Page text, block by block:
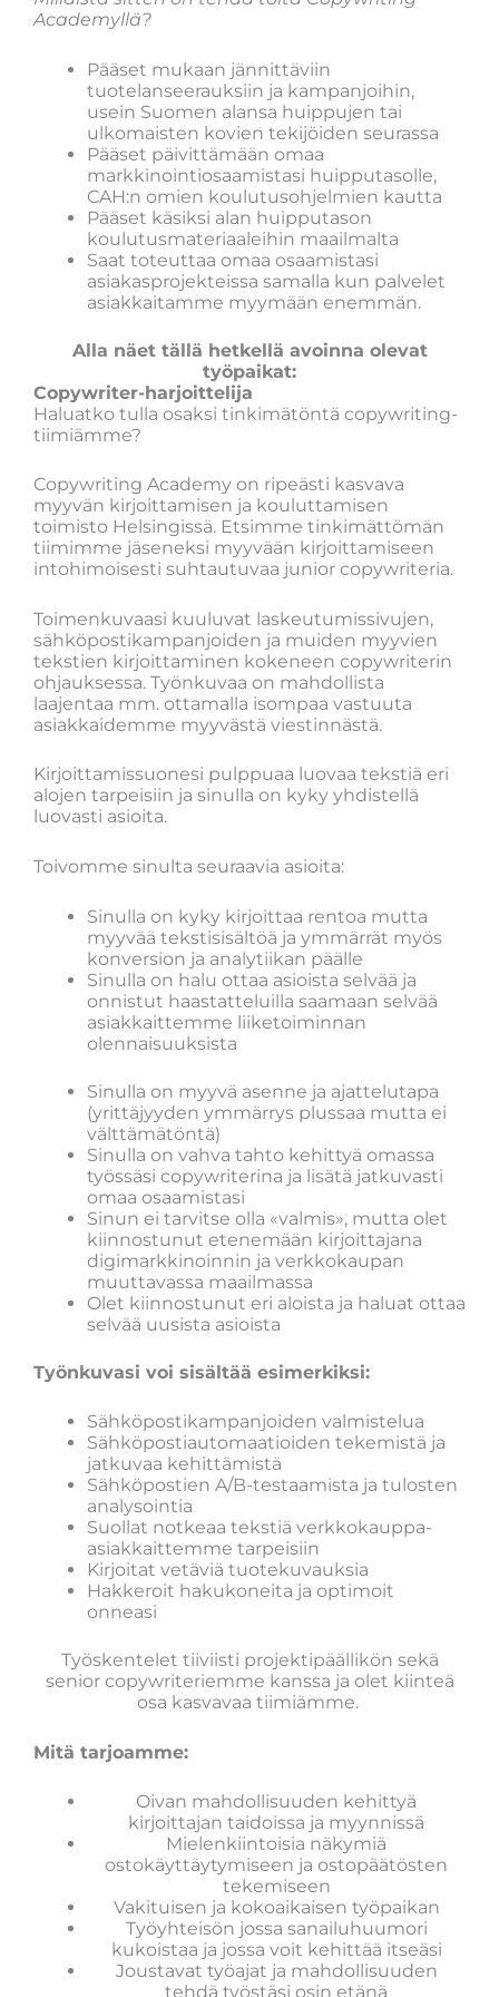
Academyllä?
Pääset mukaan jännittäviin
tuotelanseerauksiin ja kampanjoihin,
usein Suomen alansa huippujen tai
ulkomaisten kovien tekijöiden seurassa
Pääset päivittämään omaa
markkinointiosaamistasi huipputasolle,
CAH:n omien koulutusohjelmien kautta
Pääset käsiksi alan huipputason
koulutusmateriaaleihin maailmalta
Saat toteuttaa omaa osaamistasi
asiakasprojekteissa samalla kun palvelet
asiakkaitamme myymään enemmän.
Alla näet tällä hetkellä avoinna olevat
työpaikat:
Copywriter-harjoittelija
Haluatko tulla osaksi tinkimätöntä copywriting-
tiimiämme?
Copywriting Academy on ripeästi kasvava
myyvän kirjoittamisen ja kouluttamisen
toimisto Helsingissä. Etsimme tinkimättömän
tiimimme jäseneksi myyvään kirjoittamiseen
intohimoisesti suhtautuvaa junior copywriteria.
Toimenkuvaasi kuuluvat laskeutumissivujen,
sähköpostikampanjoiden ja muiden myyvien
tekstien kirjoittaminen kokeneen copywriterin
ohjauksessa. Työnkuvaa on mahdollista
laajentaa mm. ottamalla isompaa vastuuta
asiakkaidemme myyvästä viestinnästä.
Kirjoittamissuonesi pulppuaa luovaa tekstiä eri
alojen tarpeisiin ja sinulla on kyky yhdistellä
luovasti asioita.
Toivomme sinulta seuraavia asioita:
Sinulla on kyky kirjoittaa rentoa mutta
myyvää tekstisisältöä ja ymmärrät myös
konversion ja analytiikan päälle
Sinulla on halu ottaa asioista selvää ja
onnistut haastatteluilla saamaan selvää
asiakkaittemme liiketoiminnan
olennaisuuksista
Sinulla on myyvä asenne ja ajattelutapa
(yrittäjyyden ymmärrys plussaa mutta ei
välttämätöntä)
Sinulla on vahva tahto kehittyä omassa
työssäsi copywriterina ja lisätä jatkuvasti
omaa osaamistasi
Sinun ei tarvitse olla «valmis», mutta olet
kiinnostunut etenemään kirjoittajana
digimarkkinoinnin ja verkkokaupan
muuttavassa maailmassa
Olet kiinnostunut eri aloista ja haluat ottaa
selvää uusista asioista
Työnkuvasi voi sisältää esimerkiksi:
Sähköpostikampanjoiden valmistelua
Sähköpostiautomaatioiden tekemistä ja
jatkuvaa kehittämistä
Sähköpostien A/B-testaamista ja tulosten
analysointia
Suollat notkeaa tekstiä verkkokauppa-
asiakkaittemme tarpeisiin
Kirjoitat vetäviä tuotekuvauksia
Hakkeroit hakukoneita ja optimoit
onneasi
Työskentelet tiiviisti projektipäällikön sekä
senior copywriteriemme kanssa ja olet kiinteä
osa kasvavaa tiimiämme.
Mitä tarjoamme:
Oivan mahdollisuuden kehittyä
kirjoittajan taidoissa ja myynnissä
Mielenkiintoisia näkymiä
ostokäyttäytymiseen ja ostopäätösten
tekemiseen
Vakituisen ja kokoaikaisen työpaikan
Työyhteisön jossa sanailuhuumori
kukoistaa ja jossa voit kehittää itseäsi
Joustavat työajat ja mahdollisuuden
tehdä työstäsi osin etänä